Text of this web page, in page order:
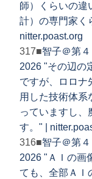
師）くらいの違
計）の専門家く
nitter.poast.org
317■智子＠第
2026 "その辺の
ですが、ロロナ
用した技術体系
っていますし、
す。" |
316■智子＠第
2026 "ＡＩの画
ても、全部ＡＩ